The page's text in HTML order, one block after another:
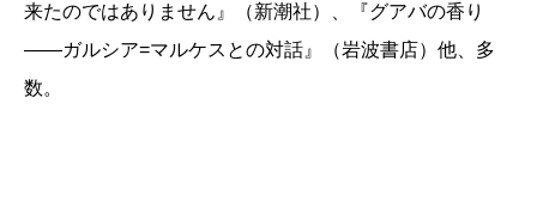
ようなどという邪心は捨てなければなりません。
若い作家が先達に学ぶべきものは、なによりも
「文学への献身」である――愚直なまでに文学を
て、読むものを圧倒する。この小説によって彼
は、若い頃に影響を受けた中世の騎士道物語を現
代によみがえらせたと言っても過言ではない。
来たのではありません』（新潮社）、『グアバの香り
――ガルシア=マルケスとの対話』（岩波書店）他、多
数。